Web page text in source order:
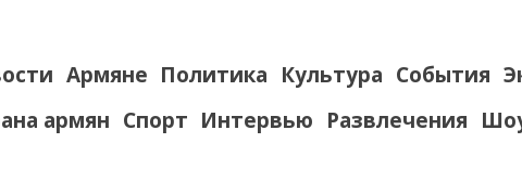
Армяне Политика Культура События
армян Спорт Интервью Развлечения